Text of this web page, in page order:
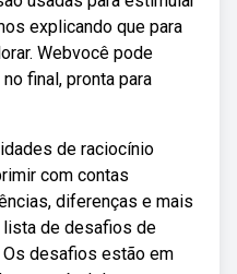
explicando que para
Webvocê pode
final, pronta para
de raciocínio
com contas
diferenças e mais
lista de desafios de
Os desafios estão em